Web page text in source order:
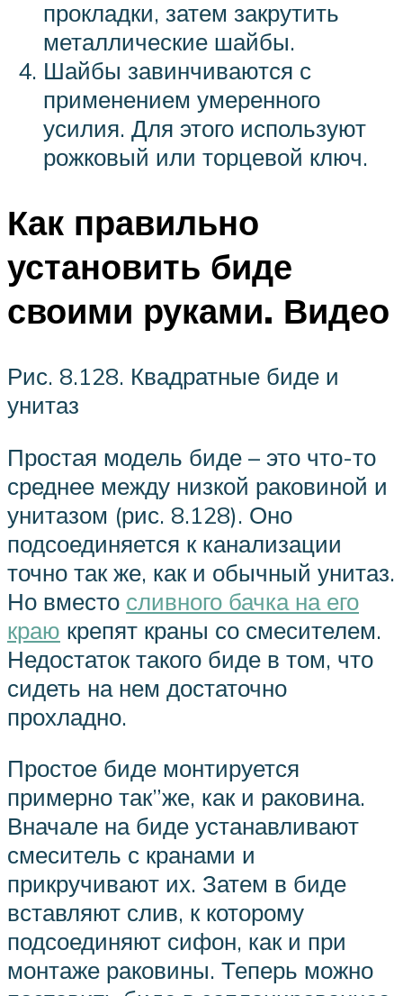
прокладки, затем закрутить
металлические шайбы.
Шайбы завинчиваются с
применением умеренного
усилия. Для этого используют
рожковый или торцевой ключ.
Как правильно
установить биде
своими руками. Видео
Рис. 8.128. Квадратные биде и
унитаз
Простая модель биде – это что-то
среднее между низкой раковиной и
унитазом (рис. 8.128). Оно
подсоединяется к канализации
точно так же, как и обычный унитаз.
Но вместо сливного бачка на его
краю крепят краны со смесителем.
Недостаток такого биде в том, что
сидеть на нем достаточно
прохладно.
Простое биде монтируется
примерно так”же, как и раковина.
Вначале на биде устанавливают
смеситель с кранами и
прикручивают их. Затем в биде
вставляют слив, к которому
подсоединяют сифон, как и при
монтаже раковины. Теперь можно